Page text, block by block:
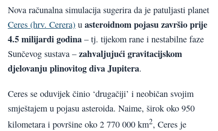
Nova računalna simulacija sugerira da je patuljasti planet
Ceres (hrv. Cerera) u asteroidnom pojasu završio prije
4.5 milijardi godina – tj. tijekom rane i nestabilne faze
Sunčevog sustava –zahvaljujući gravitacijskom
djelovanju plinovitog diva Jupitera.
Ceres se oduvijek činio ‘drugačiji’ i neobičan svojim
smještajem u pojasu asteroida. Naime, širok oko 950
kilometara i površine oko 2 770 000 km2, Ceres je